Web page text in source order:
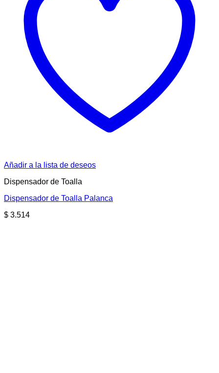
Añadir a la lista de deseos
Dispensador de Toalla
Dispensador de Toalla Palanca
$ 3.514